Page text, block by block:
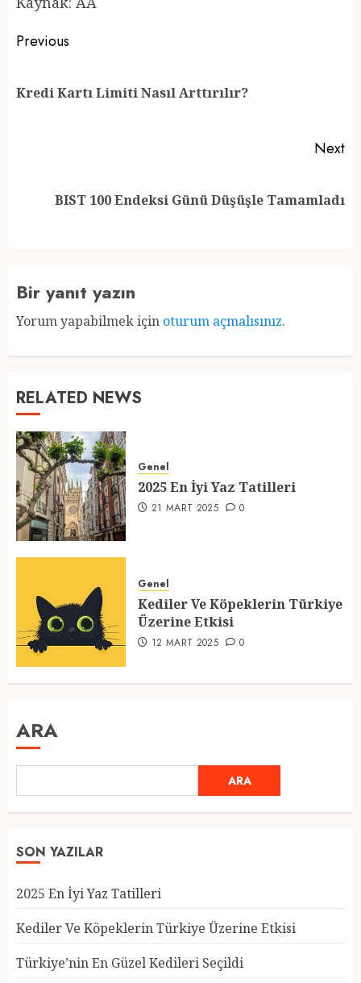
Post
Previous
Kredi Kartı Limiti Nasıl Arttırılır?
Next
BIST 100 Endeksi Günü Düşüşle Tamamladı
Bir yanıt yazın
Yorum yapabilmek için oturum açmalısınız.
RELATED NEWS
Genel
2025 En İyi Yaz Tatilleri
21 MART 2025 0
Genel
Kediler Ve Köpeklerin Türkiye
Üzerine Etkisi
12 MART 2025 0
ARA
ARA
SON YAZILAR
2025 En İyi Yaz Tatilleri
Kediler Ve Köpeklerin Türkiye Üzerine Etkisi
Türkiye’nin En Güzel Kedileri Seçildi